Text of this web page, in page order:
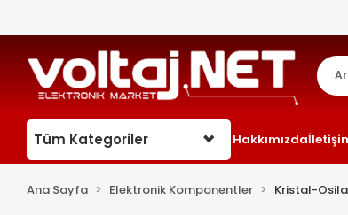
Tüm Kategoriler Hakkımızda
Ana Sayfa Elektronik Komponentler Kristal-